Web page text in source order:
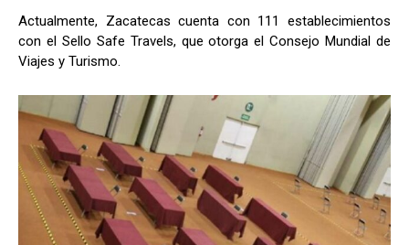
Actualmente, Zacatecas cuenta con 111 establecimientos
con el Sello Safe Travels, que otorga el Consejo Mundial de
Viajes y Turismo.